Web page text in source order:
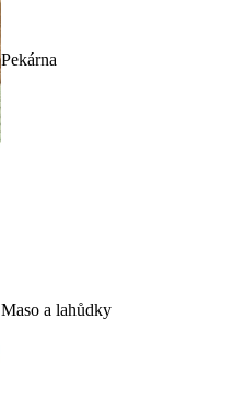
Pekárna
Maso a lahůdky